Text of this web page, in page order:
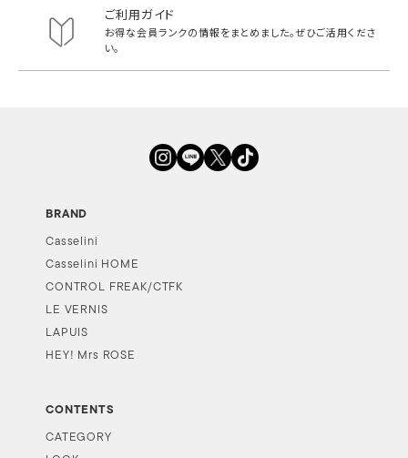
ご利用ガイド
お得な会員ランクの情報をまとめました。ぜひご活用くださ
い。
BRAND
Casselini
Casselini HOME
CONTROL FREAK/CTFK
LE VERNIS
LAPUIS
HEY! Mrs ROSE
CONTENTS
CATEGORY